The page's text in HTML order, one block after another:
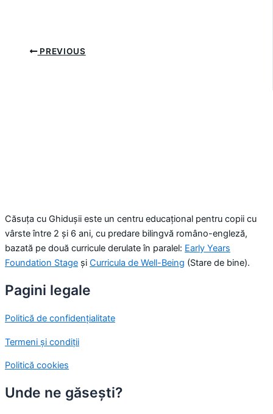
PREVIOUS
Căsuța cu Ghidușii este un centru educațional pentru copii cu
vârste între 2 și 6 ani, cu predare bilingvă româno-engleză,
bazată pe două curricule derulate în paralel: Early Years
Foundation Stage și Curricula de Well-Being (Stare de bine).
Pagini legale
Politică de confidențialitate
Termeni și condiții
Politică cookies
Unde ne găsești?